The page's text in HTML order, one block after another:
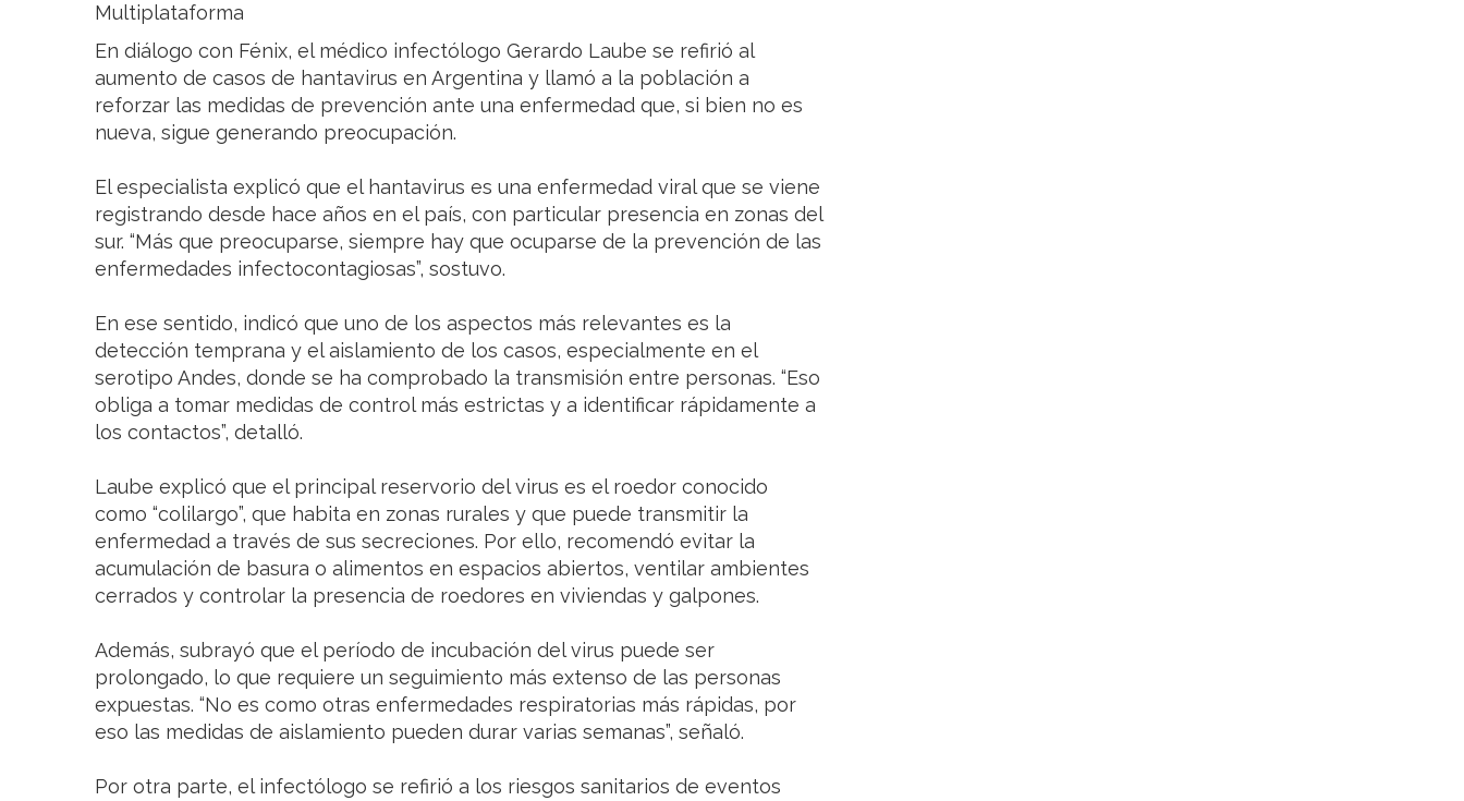
Multiplataforma
En diálogo con Fénix, el médico infectólogo Gerardo Laube se refirió al
aumento de casos de hantavirus en Argentina y llamó a la población a
reforzar las medidas de prevención ante una enfermedad que, si bien no es
nueva, sigue generando preocupación.
El especialista explicó que el hantavirus es una enfermedad viral que se viene
registrando desde hace años en el país, con particular presencia en zonas del
sur. “Más que preocuparse, siempre hay que ocuparse de la prevención de las
enfermedades infectocontagiosas”, sostuvo.
En ese sentido, indicó que uno de los aspectos más relevantes es la
detección temprana y el aislamiento de los casos, especialmente en el
serotipo Andes, donde se ha comprobado la transmisión entre personas. “Eso
obliga a tomar medidas de control más estrictas y a identificar rápidamente a
los contactos”, detalló.
Laube explicó que el principal reservorio del virus es el roedor conocido
como “colilargo”, que habita en zonas rurales y que puede transmitir la
enfermedad a través de sus secreciones. Por ello, recomendó evitar la
acumulación de basura o alimentos en espacios abiertos, ventilar ambientes
cerrados y controlar la presencia de roedores en viviendas y galpones.
Además, subrayó que el período de incubación del virus puede ser
prolongado, lo que requiere un seguimiento más extenso de las personas
expuestas. “No es como otras enfermedades respiratorias más rápidas, por
eso las medidas de aislamiento pueden durar varias semanas”, señaló.
Por otra parte, el infectólogo se refirió a los riesgos sanitarios de eventos